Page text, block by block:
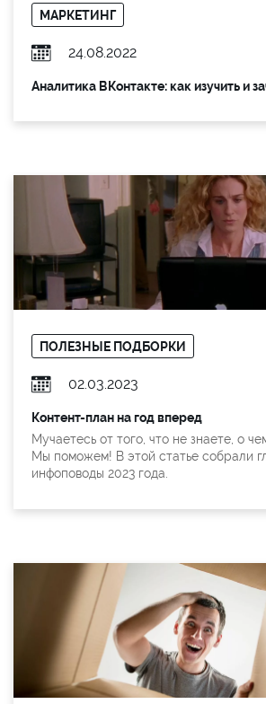
МАРКЕТИНГ
24.08.2022
Аналитика ВКонтакте: как изучить и
ПОЛЕЗНЫЕ ПОДБОРКИ
02.03.2023
Контент-план на год вперед
Мучаетесь от того, что не знаете, о
Мы поможем! В этой статье собрали
инфоповоды 2023 года.